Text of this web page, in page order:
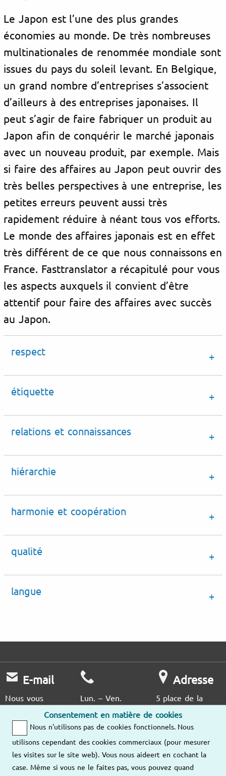
Le Japon est l’une des plus grandes
économies au monde. De très nombreuses
multinationales de renommée mondiale sont
issues du pays du soleil levant. En Belgique,
un grand nombre d’entreprises s’associent
d’ailleurs à des entreprises japonaises. Il
peut s’agir de faire fabriquer un produit au
Japon afin de conquérir le marché japonais
avec un nouveau produit, par exemple. Mais
si faire des affaires au Japon peut ouvrir des
très belles perspectives à une entreprise, les
petites erreurs peuvent aussi très
rapidement réduire à néant tous vos efforts.
Le monde des affaires japonais est en effet
très différent de ce que nous connaissons en
France. Fasttranslator a récapitulé pour vous
les aspects auxquels il convient d’être
attentif pour faire des affaires avec succès
au Japon.
respect
étiquette
relations et connaissances
hiérarchie
harmonie et coopération
qualité
langue
Consentement en matière de cookies
Nous n'utilisons pas de cookies fonctionnels. Nous
utilisons cependant des cookies commerciaux (pour mesurer
les visites sur le site web). Vous nous aideert en cochant la
case. Même si vous ne le faites pas, vous pouvez quand
E-mail
Nous vous
répondrons dès
que possible.
Envoyez-nous
un e-mail
Lun. – Ven.
9h00 – 18h00
Adresse
5 place de la
Pyramide
Tour Ariane, La
92088 Paris